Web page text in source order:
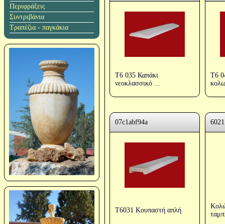
Περιφράξεις
Συντριβάνια
Τραπέζια - παγκάκια
T6 035 Καπάκι
νεοκλασσικό ...
T6
07c1abf94a
T6031 Κουπαστή απλή
6021